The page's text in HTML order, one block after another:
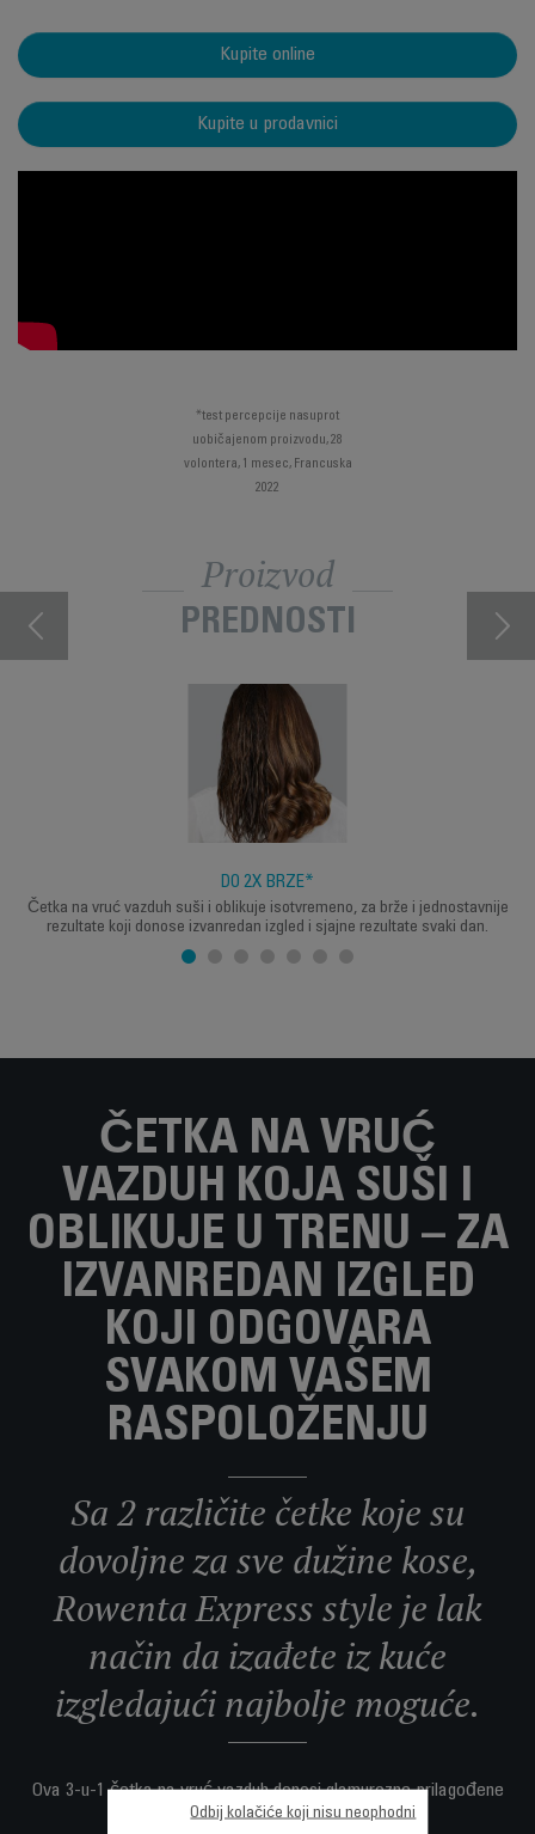
Kupite online
Kupite u prodavnici
*test percepcije nasuprot
uobičajenom proizvodu, 28
volontera, 1 mesec, Francuska
2022
Proizvod
PREDNOSTI
DO 2X BRŽE*
Četka na vruć vazduh suši i oblikuje isotvremeno, za brže i jednostavnije
rezultate koji donose izvanredan izgled i sjajne rezultate svaki dan.
ČETKA NA VRUĆ
VAZDUH KOJA SUŠI I
OBLIKUJE U TRENU – ZA
IZVANREDAN IZGLED
KOJI ODGOVARA
SVAKOM VAŠEM
RASPOLOŽENJU
Sa 2 različite četke koje su
dovoljne za sve dužine kose,
Rowenta Express style je lak
način da izađete iz kuće
izgledajući najbolje moguće.
Ova 3-u-1 četka na vruć vazduh donosi glamurozne prilagođene
frizure sa 2x bržim rezultatima*.
Odbij kolačiće koji nisu neophodni